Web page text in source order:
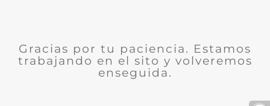
Gracias por tu paciencia. Estamos
trabajando en el sito y volveremos
enseguida.